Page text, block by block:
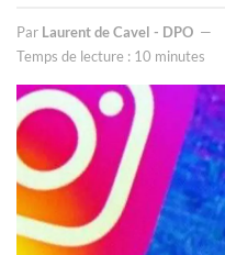
Par Laurent de Cavel - DPO
Temps de lecture : 10 minutes